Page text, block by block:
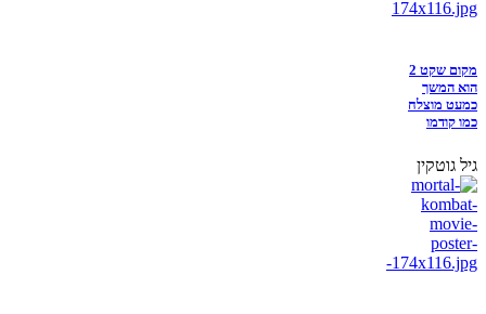
מקום שקט 2
הוא המשך
כמעט מוצלח
כמו קודמו
גיל גוטקין